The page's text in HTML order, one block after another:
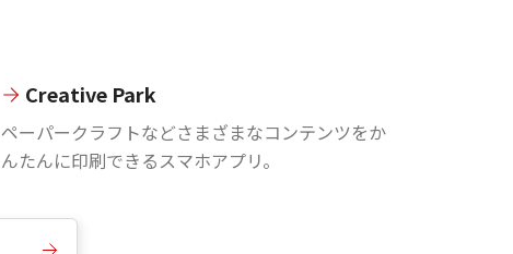
Creative Park
ペーパークラフトなどさまざまなコンテンツをか
んたんに印刷できるスマホアプリ。